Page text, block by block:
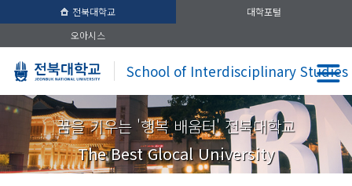
전북대학교
대학포털
오아시스
School of Interdisciplinary Studies
꿈을 키우는 '행복 배움터' 전북대학교
The Best Glocal University